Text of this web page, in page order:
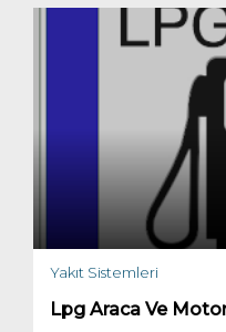
Yakıt Sistemleri
Lpg Araca Ve